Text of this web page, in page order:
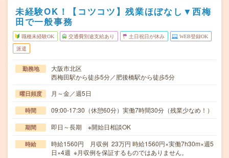
未経験OK！【コツコツ】残業ほぼなし▼西梅
田で一般事務
職種未経験OK 交通費別途支給あり 土日祝日が休み WEB登録OK
派遣
勤務地
大阪市北区
西梅田駅から徒歩5分／肥後橋駅から徒歩5分
曜日頻度 月～金／週5日
時間 09:00-17:30（休憩60分）実働7時間30分（残業少なめ！）
期間 即日～長期 ※開始日相談OK
時給
時給1560円 月収例 23万円 時給1560円×実働7h30m×週5
日×4週 ※月収例を保証するものではありません。